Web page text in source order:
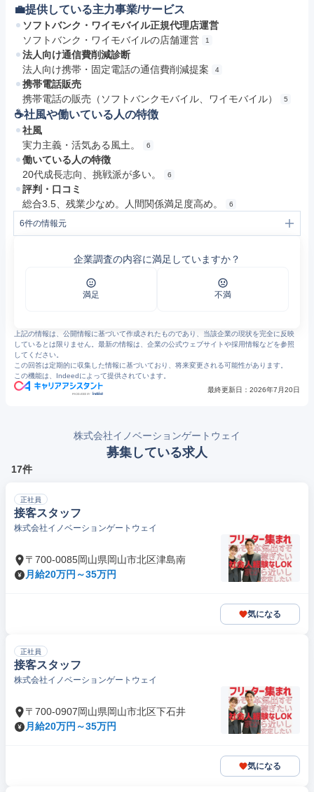
💼提供している主力事業/サービス
ソフトバンク・ワイモバイル正規代理店運営
ソフトバンク・ワイモバイルの店舗運営
1
法人向け通信費削減診断
法人向け携帯・固定電話の通信費削減提案
4
携帯電話販売
携帯電話の販売（ソフトバンクモバイル、ワイモバイル）
5
☕️社風や働いている人の特徴
社風
実力主義・活気ある風土。
6
働いている人の特徴
20代成長志向、挑戦派が多い。
6
評判・口コミ
総合3.5、残業少なめ。人間関係満足度高め。
6
6件の情報元
採用情報 職種 | 株式会社イノベーションゲートウェイ
株式会社イノベーションゲートウェイ
イノベーションゲートウェイの評判・口コミ - エン カイシャの評判
企業調査の内容に満足していますか？
満足 不満
上記の情報は、公開情報に基づいて作成されたものであり、当該企業の現状を完全に反映
しているとは限りません。最新の情報は、企業の公式ウェブサイトや採用情報などを参照
してください。
この回答は定期的に収集した情報に基づいており、将来変更される可能性があります。
この機能は、Indeedによって提供されています。
最終更新日： 2026年7月20日
株式会社イノベーションゲートウェイ
募集している求人
17件
正社員
接客スタッフ
株式会社イノベーションゲートウェイ
〒700-0085岡山県岡山市北区津島南
月給20万円～35万円
気になる
正社員
接客スタッフ
株式会社イノベーションゲートウェイ
〒700-0907岡山県岡山市北区下石井
月給20万円～35万円
気になる